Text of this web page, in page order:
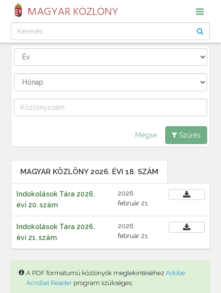
MAGYAR KÖZLÖNY
Mégse Szűrés
MAGYAR KÖZLÖNY 2026. ÉVI 18. SZÁM
Indokolások Tára 2026.
évi 20. szám
2026.
február 21.
Indokolások Tára 2026.
évi 21. szám
2026.
február 21.
A PDF formátumú közlönyök megtekintéséhezAdobe
Acrobat Reader program szükséges.